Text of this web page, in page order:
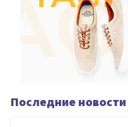
Последние новости